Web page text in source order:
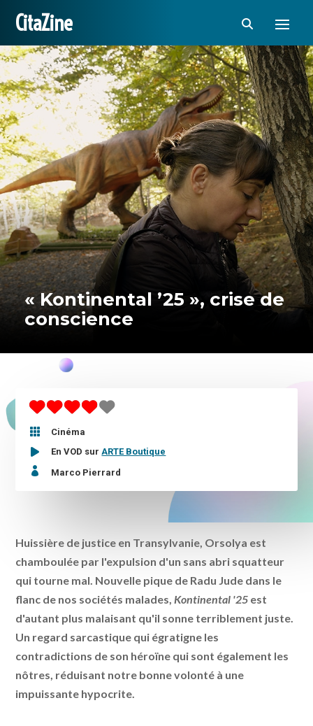
CitaZine
« Kontinental ’25 », crise de
conscience

Cinéma
En VOD surARTE Boutique
 Marco Pierrard
Huissière de justice en Transylvanie, Orsolya est
chamboulée par l'expulsion d'un sans abri squatteur
qui tourne mal. Nouvelle pique de Radu Jude dans le
flanc de nos sociétés malades,Kontinental '25 est
d'autant plus malaisant qu'il sonne terriblement juste.
Un regard sarcastique qui égratigne les
contradictions de son héroïne qui sont également les
nôtres, réduisant notre bonne volonté à une
impuissante hypocrite.